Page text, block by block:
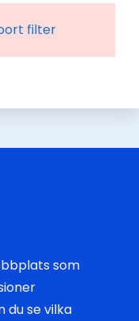
filter
som
du se vilka